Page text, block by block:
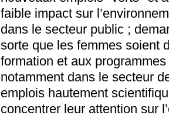
faible impact sur
dans le secteur public ;
sorte que les femmes soient
formation et aux
notamment dans le secteur
emplois hautement
concentrer leur attention sur